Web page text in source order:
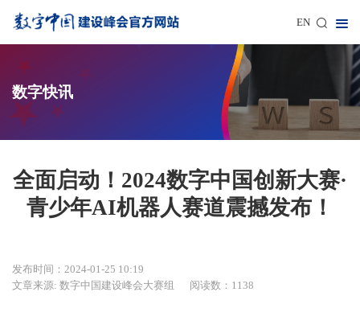
EN
数字快讯
全面启动！2024数字中国创新大赛·
青少年AI机器人赛道震撼发布！
发布时间：2024-01-25 10:19
文章来源: 数字中国建设峰会大赛组
阅读数：1138